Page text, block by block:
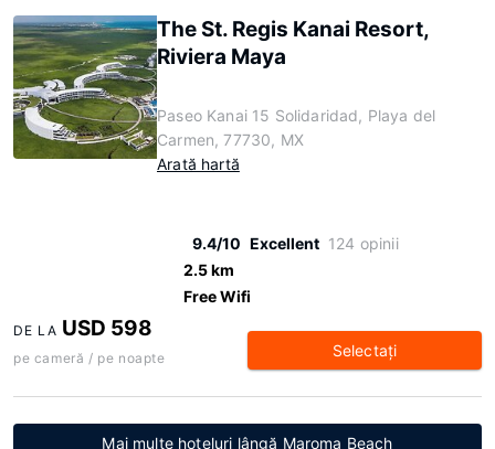
The St. Regis Kanai Resort,
Riviera Maya
Paseo Kanai 15 Solidaridad, Playa del
Carmen, 77730, MX
Arată hartă
9.4/10 Excellent 124 opinii
2.5 km
Free Wifi
DE LA USD 598
pe cameră / pe noapte Selectaţi
Mai multe hoteluri lângă Maroma Beach